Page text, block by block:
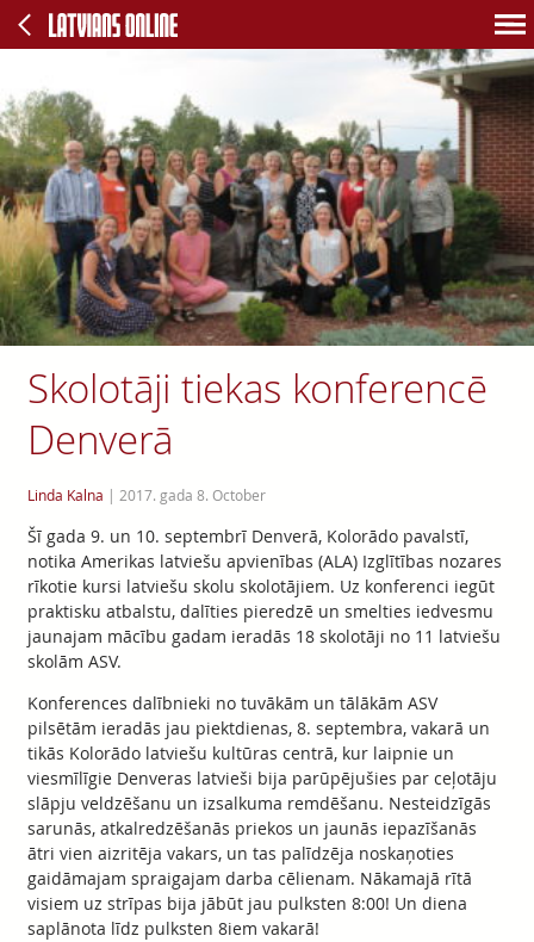
Skolotāji tiekas konferencē
Denverā
Linda Kalna | 2017. gada 8. October
Šī gada 9. un 10. septembrī Denverā, Kolorādo pavalstī,
notika Amerikas latviešu apvienības (ALA) Izglītības nozares
rīkotie kursi latviešu skolu skolotājiem. Uz konferenci iegūt
praktisku atbalstu, dalīties pieredzē un smelties iedvesmu
jaunajam mācību gadam ieradās 18 skolotāji no 11 latviešu
skolām ASV.
Konferences dalībnieki no tuvākām un tālākām ASV
pilsētām ieradās jau piektdienas, 8. septembra, vakarā un
tikās Kolorādo latviešu kultūras centrā, kur laipnie un
viesmīlīgie Denveras latvieši bija parūpējušies par ceļotāju
slāpju veldzēšanu un izsalkuma remdēšanu. Nesteidzīgās
sarunās, atkalredzēšanās priekos un jaunās iepazīšanās
ātri vien aizritēja vakars, un tas palīdzēja noskaņoties
gaidāmajam spraigajam darba cēlienam. Nākamajā rītā
visiem uz strīpas bija jābūt jau pulksten 8:00! Un diena
saplānota līdz pulksten 8iem vakarā!